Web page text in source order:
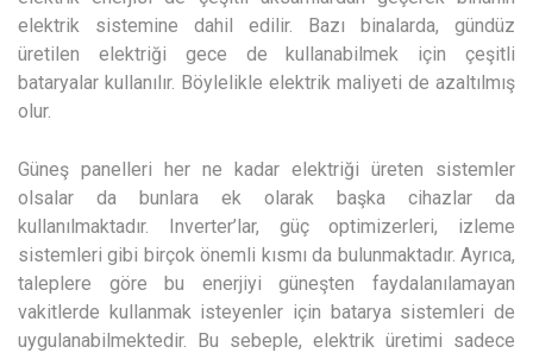
elektrik sistemine dahil edilir. Bazı binalarda, gündüz
üretilen elektriği gece de kullanabilmek için çeşitli
bataryalar kullanılır. Böylelikle elektrik maliyeti de azaltılmış
olur.
Güneş panelleri her ne kadar elektriği üreten sistemler
olsalar da bunlara ek olarak başka cihazlar da
kullanılmaktadır. Inverter’lar, güç optimizerleri, izleme
sistemleri gibi birçok önemli kısmı da bulunmaktadır. Ayrıca,
taleplere göre bu enerjiyi güneşten faydalanılamayan
vakitlerde kullanmak isteyenler için batarya sistemleri de
uygulanabilmektedir. Bu sebeple, elektrik üretimi sadece